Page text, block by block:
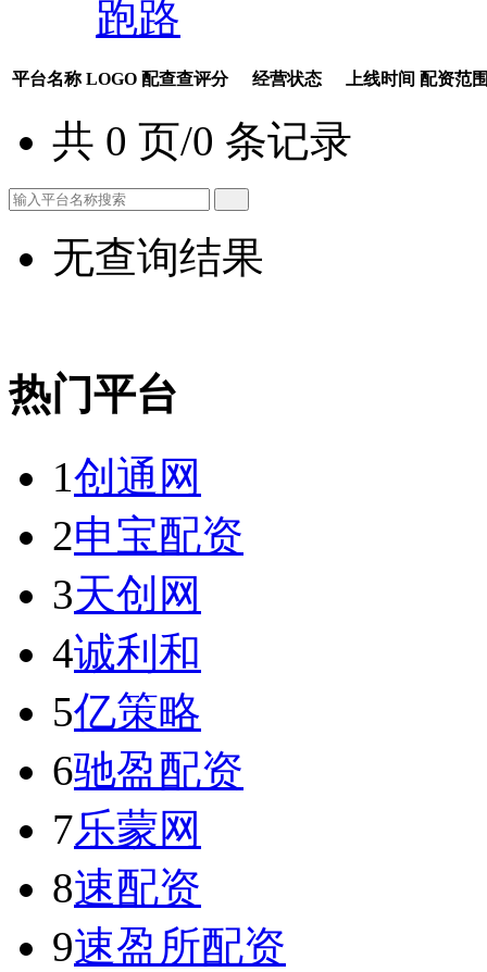
跑路
平台名称 LOGO 配查查评分 经营状态 上线时间 配资范
共 0 页/0 条记录
无查询结果
热门平台
1创通网
2申宝配资
3天创网
4诚利和
5亿策略
6驰盈配资
7乐蒙网
8速配资
9速盈所配资